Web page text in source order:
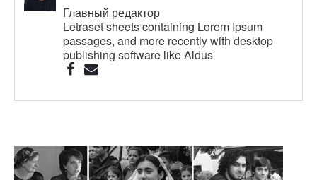
Главный редактор
Letraset sheets containing Lorem Ipsum
passages, and more recently with desktop
publishing software like Aldus